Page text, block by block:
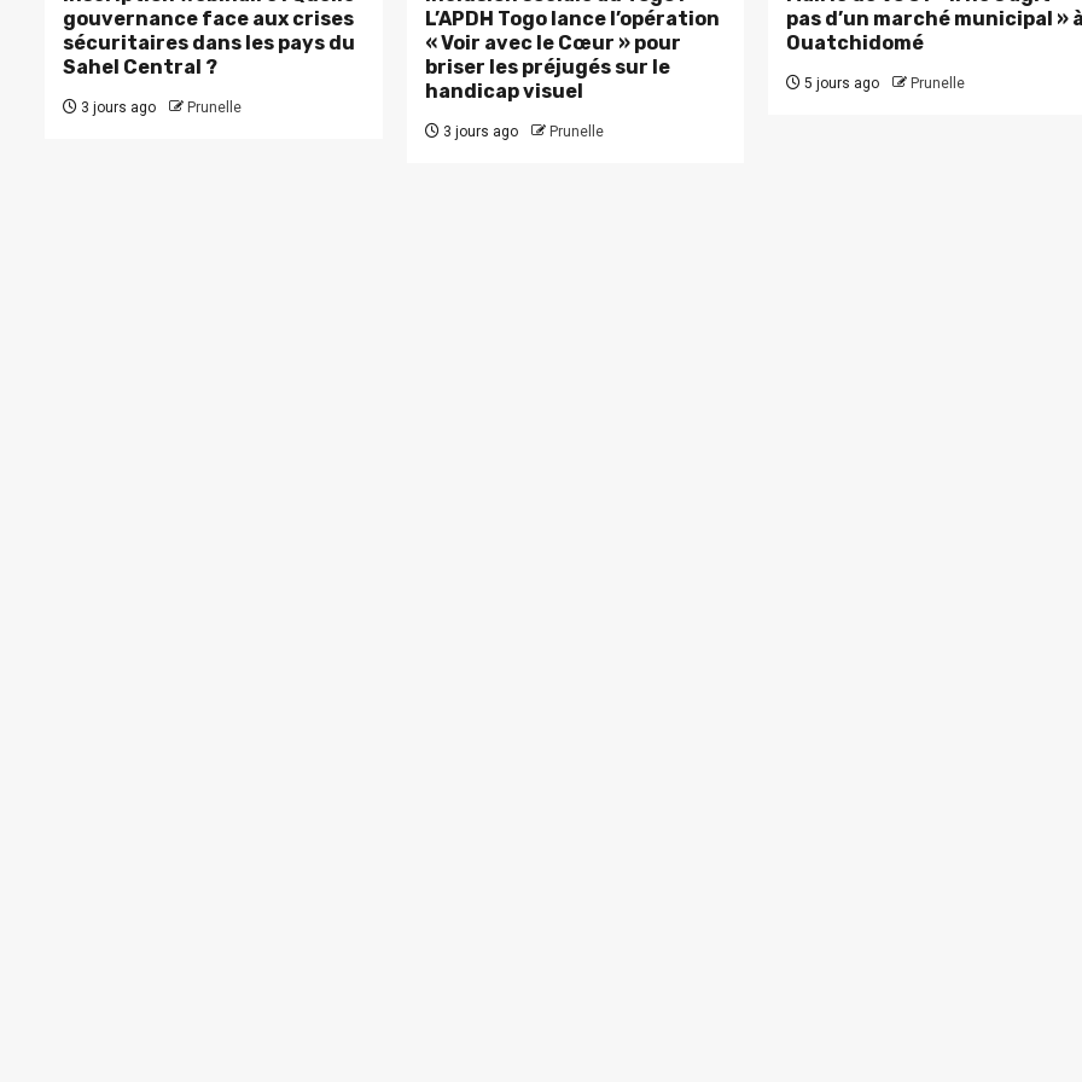
gouvernance face aux crises
sécuritaires dans les pays du
Sahel Central ?
3 jours ago Prunelle
L’APDH Togo lance l’opération
« Voir avec le Cœur » pour
briser les préjugés sur le
handicap visuel
3 jours ago Prunelle
pas d’un marché municipal »
Ouatchidomé
5 jours ago Prunelle